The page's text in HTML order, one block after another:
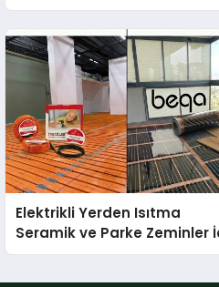
Elektrikli Yerden Isıtma
Seramik ve Parke Zeminler
En Verimli Çözümler